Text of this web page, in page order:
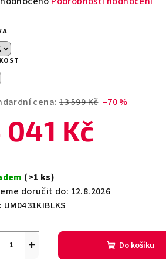
cena: 13 599 Kč –70 %
Kč
(>1 ks)
doručit do: 12.8.2026
UM0431KIBLKS
+ Do košíku